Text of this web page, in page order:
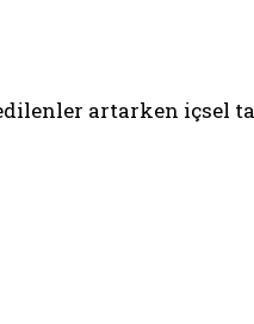
artarken içsel